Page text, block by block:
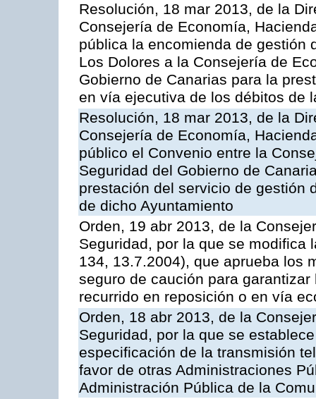
Resolución, 18 mar 2013, de la
Consejería de Economía,
pública la encomienda de gestión
Los Dolores a la Consejería de
Gobierno de Canarias para la
en vía ejecutiva de los débitos de
Resolución, 18 mar 2013, de la
Consejería de Economía,
público el Convenio entre la
Seguridad del Gobierno de
prestación del servicio de gestión
de dicho Ayuntamiento
Orden, 19 abr 2013, de la
Seguridad, por la que se modifica
134, 13.7.2004), que aprueba los
seguro de caución para
recurrido en reposición o en vía
Orden, 18 abr 2013, de la
Seguridad, por la que se
especificación de la transmisión
favor de otras Administraciones
Administración Pública de la